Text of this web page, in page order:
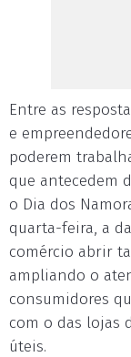
Entre as
e
poderem
que antecedem
o Dia dos
quarta-feira, a
comércio abrir
ampliando o
consumidores
com o das lojas
úteis.